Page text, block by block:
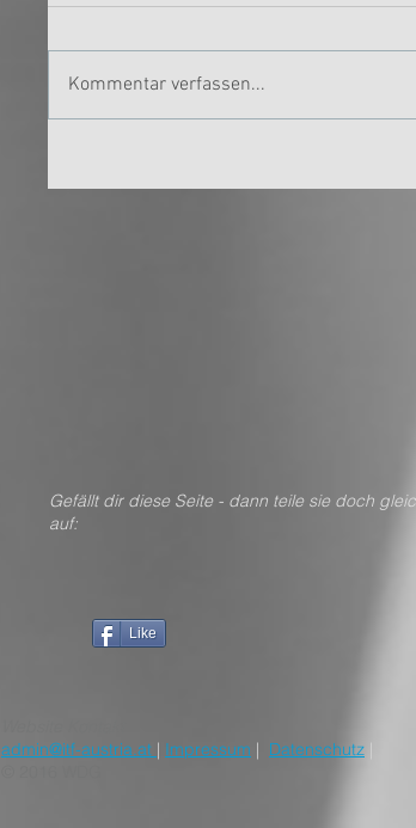
Kommentar verfassen...
Gefällt dir diese Seite - dann teile sie
auf:
Like
admin@itf-austria.at | Impressum | Datenschutz |